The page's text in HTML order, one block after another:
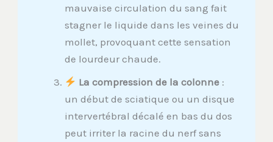
mauvaise circulation du sang fait
stagner le liquide dans les veines du
mollet, provoquant cette sensation
de lourdeur chaude.
La compression de la colonne :
un début de sciatique ou un disque
intervertébral décalé en bas du dos
peut irriter la racine du nerf sans